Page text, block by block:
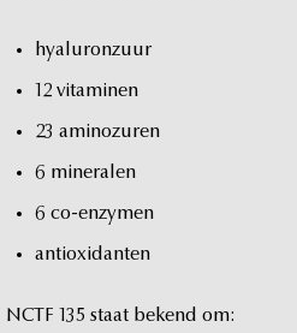
hyaluronzuur
12 vitaminen
23 aminozuren
6 mineralen
6 co-enzymen
antioxidanten
NCTF 135 staat bekend om: